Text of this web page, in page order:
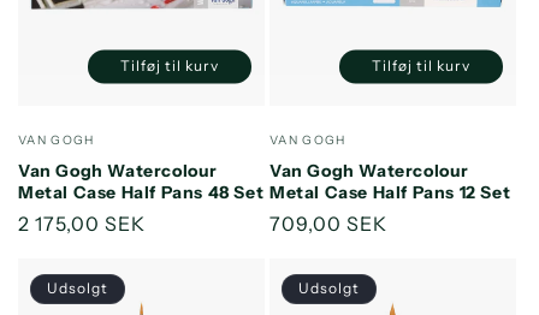
Forhandler:
VAN GOGH
Van Gogh Watercolour
Metal Case Half Pans 48 Set
Normalpris
2 175,00 SEK
Reducer
Title
Øg
Title
Tilføj til kurv
Forhandler:
VAN GOGH
Van Gogh Watercolour
Metal Case Half Pans 12 Set
Normalpris
709,00 SEK
Reducer
Title
Øg
Title
Tilføj til kurv
Udsolgt Udsolgt